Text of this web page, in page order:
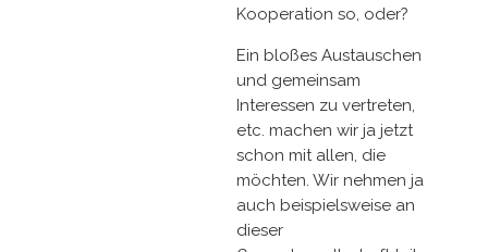
Kooperation so, oder?
Ein bloßes Austauschen
und gemeinsam
Interessen zu vertreten,
etc. machen wir ja jetzt
schon mit allen, die
möchten. Wir nehmen ja
auch beispielsweise an
dieser